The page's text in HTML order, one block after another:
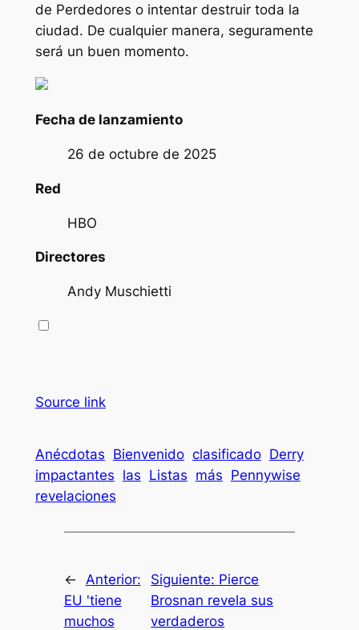
de Perdedores o intentar destruir toda la
ciudad. De cualquier manera, seguramente
será un buen momento.
Fecha de lanzamiento
26 de octubre de 2025
Red
HBO
Directores
Andy Muschietti
Source link
Anécdotas Bienvenido clasificado Derry
impactantes las Listas más Pennywise
revelaciones
←
Anterior:
EU 'tiene
muchos
Siguiente: Pierce
Brosnan revela sus
verdaderos